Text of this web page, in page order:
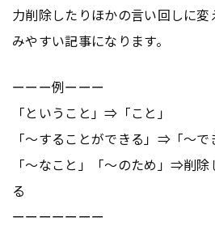
力削除したりほかの言い回しに
みやすい記事になります。
ーーー例ーーー
「ということ」⇒「こと」
「～することができる」⇒「～で
「～なこと」「～のため」⇒削
る
ーーーーーーー